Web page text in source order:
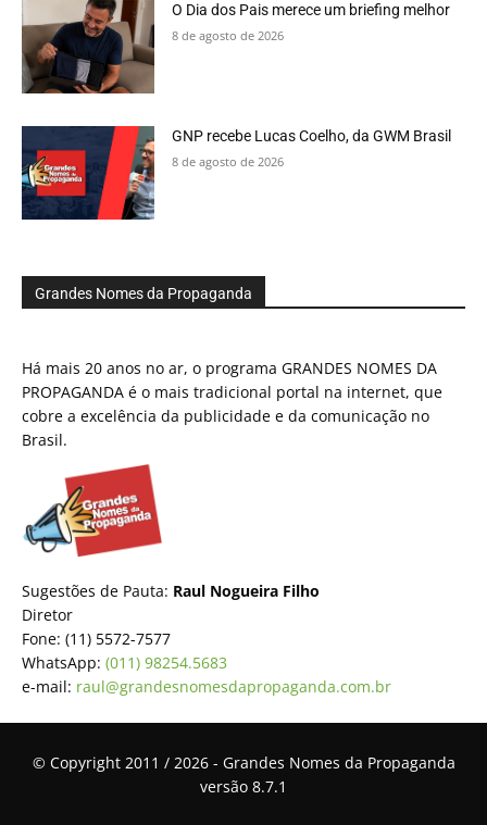
O Dia dos Pais merece um briefing melhor
8 de agosto de 2026
GNP recebe Lucas Coelho, da GWM Brasil
8 de agosto de 2026
Grandes Nomes da Propaganda
Há mais 20 anos no ar, o programa GRANDES NOMES DA
PROPAGANDA é o mais tradicional portal na internet, que
cobre a excelência da publicidade e da comunicação no
Brasil.
Sugestões de Pauta: Raul Nogueira Filho
Diretor
Fone: (11) 5572-7577
WhatsApp: (011) 98254.5683
e-mail: raul@grandesnomesdapropaganda.com.br
© Copyright 2011 / 2026 - Grandes Nomes da Propaganda
versão 8.7.1